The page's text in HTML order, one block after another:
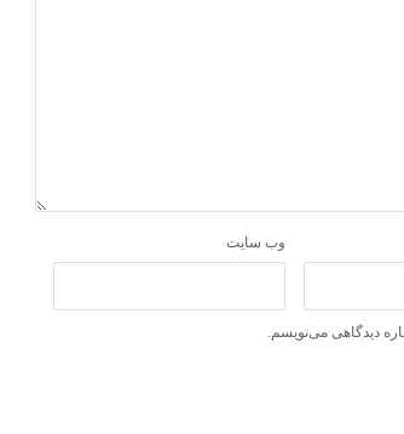
وب‌ سایت
دیدگاهی می‌نویسم.